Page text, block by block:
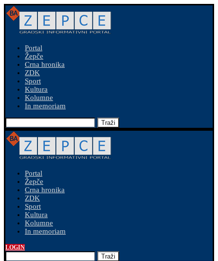
Portal
Žepče
Crna hronika
ZDK
Sport
Kultura
Kolumne
In memoriam
Traži
Portal
Žepče
Crna hronika
ZDK
Sport
Kultura
Kolumne
In memoriam
LOGIN
Traži